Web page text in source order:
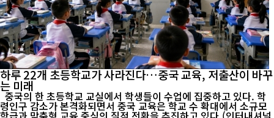
하루 22개 초등학교가 사라진다…중국 교육, 저출산이 바꾸
는 미래
중국의 한 초등학교 교실에서 학생들이 수업에 집중하고 있다. 학
령인구 감소가 본격화되면서 중국 교육은 학교 수 확대에서 소규모